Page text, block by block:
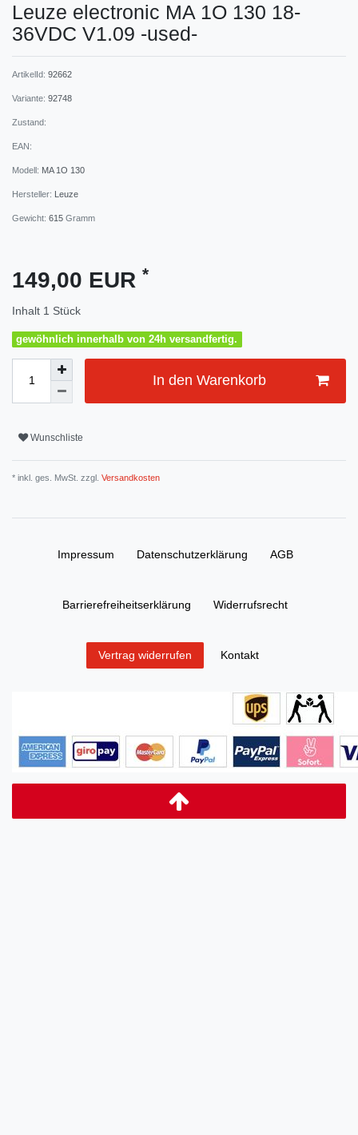
Leuze electronic MA 1O 130 18-
36VDC V1.09 -used-
ArtikelId: 92662
Variante: 92748
Zustand:
EAN:
Modell: MA 1O 130
Hersteller: Leuze
Gewicht: 615 Gramm
149,00 EUR *
Inhalt 1 Stück
gewöhnlich innerhalb von 24h versandfertig.
In den Warenkorb
Wunschliste
* inkl. ges. MwSt. zzgl. Versandkosten
Impressum Daten­schutz­erklärung AGB
Barrierefreiheitserklärung Widerrufs­recht
Vertrag widerrufen Kontakt